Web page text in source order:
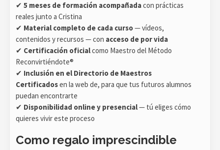
✔ 5 meses de formación acompañadacon prácticas
reales junto a Cristina
✔ Material completo de cada curso— vídeos,
contenidos y recursos — con acceso de por vida
✔ Certificación oficialcomo Maestro del Método
Reconvirtiéndote®
✔ Inclusión en el Directorio de Maestros
Certificadosen la web de, para que tus futuros alumnos
puedan encontrarte
✔ Disponibilidad online y presencial— tú eliges cómo
quieres vivir este proceso
Como regalo imprescindible